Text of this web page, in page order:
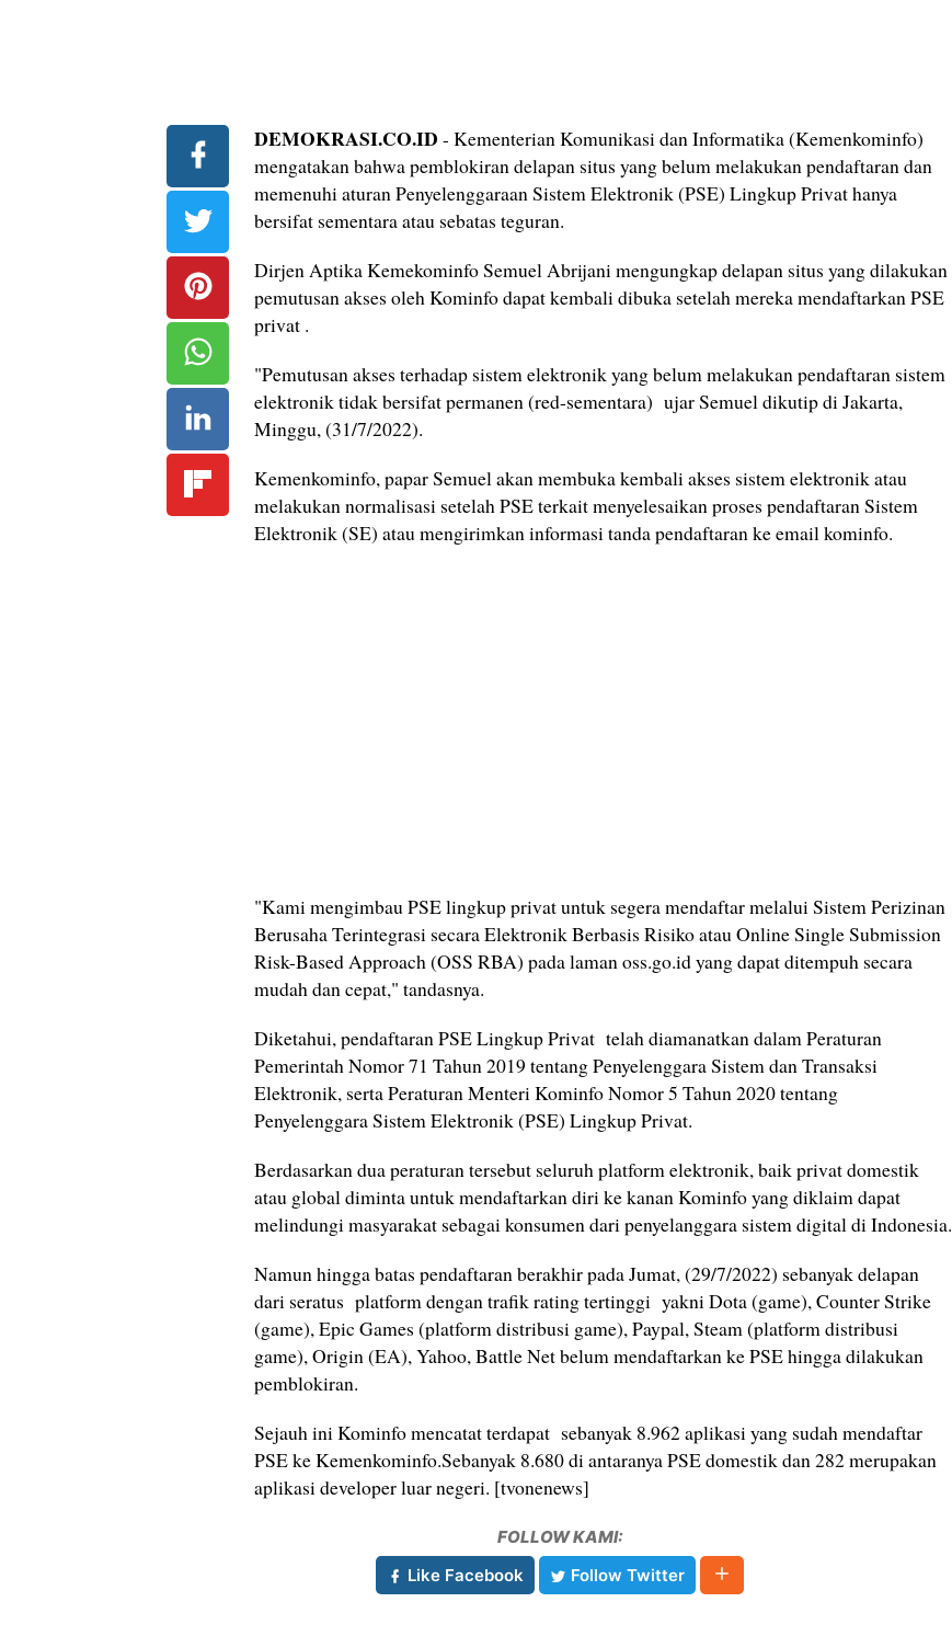
DEMOKRASI.CO.ID - Kementerian Komunikasi dan Informatika (Kemenkominfo)
mengatakan bahwa pemblokiran delapan situs yang belum melakukan pendaftaran dan
memenuhi aturan Penyelenggaraan Sistem Elektronik (PSE) Lingkup Privat hanya
bersifat sementara atau sebatas teguran.
Dirjen Aptika Kemekominfo Semuel Abrijani mengungkap delapan situs yang dilakukan
pemutusan akses oleh Kominfo dapat kembali dibuka setelah mereka mendaftarkan PSE
privat .
"Pemutusan akses terhadap sistem elektronik yang belum melakukan pendaftaran sistem
elektronik tidak bersifat permanen (red-sementara) ujar Semuel dikutip di Jakarta,
Minggu, (31/7/2022).
Kemenkominfo, papar Semuel akan membuka kembali akses sistem elektronik atau
melakukan normalisasi setelah PSE terkait menyelesaikan proses pendaftaran Sistem
Elektronik (SE) atau mengirimkan informasi tanda pendaftaran ke email kominfo.
"Kami mengimbau PSE lingkup privat untuk segera mendaftar melalui Sistem Perizinan
Berusaha Terintegrasi secara Elektronik Berbasis Risiko atau Online Single Submission
Risk-Based Approach (OSS RBA) pada laman oss.go.id yang dapat ditempuh secara
mudah dan cepat," tandasnya.
Diketahui, pendaftaran PSE Lingkup Privat telah diamanatkan dalam Peraturan
Pemerintah Nomor 71 Tahun 2019 tentang Penyelenggara Sistem dan Transaksi
Elektronik, serta Peraturan Menteri Kominfo Nomor 5 Tahun 2020 tentang
Penyelenggara Sistem Elektronik (PSE) Lingkup Privat.
Berdasarkan dua peraturan tersebut seluruh platform elektronik, baik privat domestik
atau global diminta untuk mendaftarkan diri ke kanan Kominfo yang diklaim dapat
melindungi masyarakat sebagai konsumen dari penyelanggara sistem digital di Indonesia.
Namun hingga batas pendaftaran berakhir pada Jumat, (29/7/2022) sebanyak delapan
dari seratus platform dengan trafik rating tertinggi yakni Dota (game), Counter Strike
(game), Epic Games (platform distribusi game), Paypal, Steam (platform distribusi
game), Origin (EA), Yahoo, Battle Net belum mendaftarkan ke PSE hingga dilakukan
pemblokiran.
Sejauh ini Kominfo mencatat terdapat sebanyak 8.962 aplikasi yang sudah mendaftar
PSE ke Kemenkominfo.Sebanyak 8.680 di antaranya PSE domestik dan 282 merupakan
aplikasi developer luar negeri. [tvonenews]
FOLLOW KAMI:
Like Facebook
Follow Twitter